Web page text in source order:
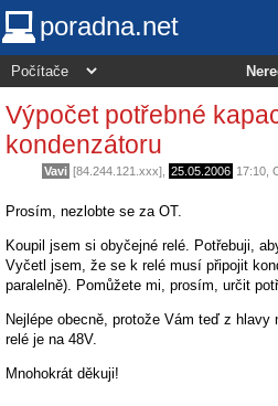
poradna.net
Výpočet potřebné
kondenzátoru
Vavi [84.244.121.xxx], 25.05.2006 17:10
Prosím, nezlobte se za OT.
Koupil jsem si obyčejné relé. Potřebuji,
Vyčetl jsem, že se k relé musí připojit
paralelně). Pomůžete mi, prosím, určit
Nejlépe obecně, protože Vám teď z
relé je na 48V.
Mnohokrát děkuji!